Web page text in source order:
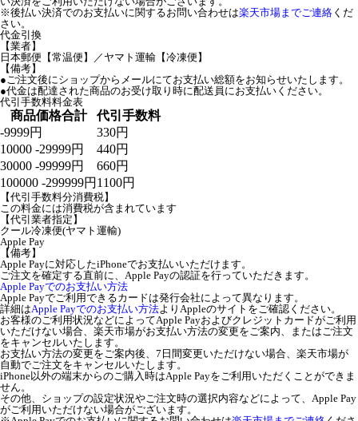
※後払い決済でのお支払いに関するお問い合わせは楽天市場までご連絡 くだ
さい。
代金引換
【業者】
日本郵便【常温便】／ヤマト運輸【冷凍便】
【備考】
●ご注文後にショップからメールにてお支払い総額をお知らせいたします。
●代金は配達された商品のお受け取り時に配送員にお支払いください。
代引手数料料金表
商品価格合計
代引手数料
-9999円
330円
10000 -29999円
440円
30000 -99999円
660円
100000 -299999円 1100円
【代引手数料分消費税】
この料金には消費税が含まれています
【代引業者指定】
クール冷凍便(ヤマト運輸)
Apple Pay
【備考】
Apple Payに対応したiPhoneでお支払いいただけます。
ご注文を確定する直前に、Apple Payの認証を行っていただきます。
Apple Payでのお支払い方法
Apple Payでご利用できるカードは発行会社によって異なります。
詳細はApple Payでのお支払い方法よりAppleのサイトをご確認ください。
お客様のご利用状況などによってApple Payおよびクレジットカードがご利用
いただけない場合、楽天市場がお支払い方法の変更をご案内、またはご注文
をキャンセルいたします。
お支払い方法の変更をご案内後、7日間変更いただけない場合、楽天市場が
自動でご注文をキャンセルいたします。
iPhone以外の端末からのご購入時はApple Payをご利用いただくことができま
せん。
その他、ショップの設定状況やご注文時の選択内容などによって、Apple Pay
がご利用いただけない場合がございます。